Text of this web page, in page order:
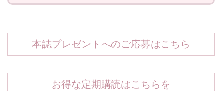
本誌プレゼントへのご応募はこちら
お得な定期購読はこちらを